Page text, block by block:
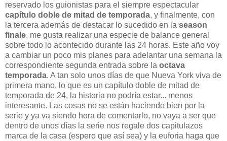
reservado los guionistas para el siempre espectacular
capítulo doble de mitad de temporada, y finalmente, con
la tercera además de destacar lo sucedido en la season
finale, me gusta realizar una especie de balance general
sobre todo lo acontecido durante las 24 horas. Este año voy
a cambiar un poco mis planes para adelantar una semana la
correspondiente segunda entrada sobre la octava
temporada. A tan solo unos días de que Nueva York viva de
primera mano, lo que es un capítulo doble de mitad de
temporada de 24, la historia no podría estar... menos
interesante. Las cosas no se están haciendo bien por la
serie y ya va siendo hora de comentarlo, no vaya a ser que
dentro de unos días la serie nos regale dos capitulazos
marca de la casa (espero que así sea) y la euforia haga que